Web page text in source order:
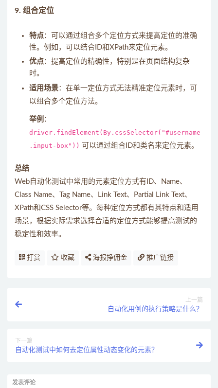
9. 组合定位
特点：可以通过组合多个定位方式来提高定位的准确
性。例如，可以结合ID和XPath来定位元素。
优点：提高定位的精确性，特别是在页面结构复杂
时。
适用场景：在单一定位方式无法精准定位元素时，可
以组合多个定位方法。
举例 ：
driver.findElement(By.cssSelector("#username
.input-box")) 可以通过组合ID和类名来定位元素。
总结
Web自动化测试中常用的元素定位方式有ID、Name、
Class Name、Tag Name、Link Text、Partial Link Text、
XPath和CSS Selector等。每种定位方式都有其特点和适用
场景，根据实际需求选择合适的定位方式能够提高测试的
稳定性和效率。
打赏 收藏 海报挣佣金 推广链接
上一篇
自动化用例的执行策略是什么？
下一篇
自动化测试中如何去定位属性动态变化的元素？
发表评论